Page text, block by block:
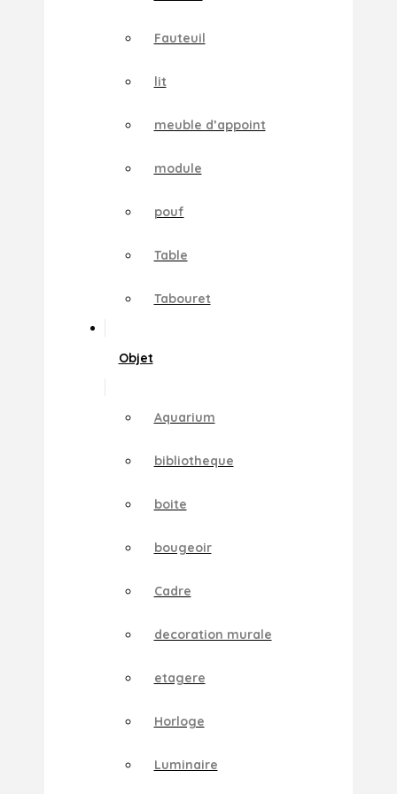
Fauteuil
lit
meuble d’appoint
module
pouf
Table
Tabouret
Objet
Aquarium
bibliotheque
boite
bougeoir
Cadre
decoration murale
etagere
Horloge
Luminaire